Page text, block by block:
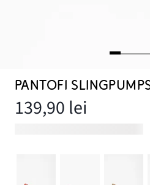
PANTOFI
139,90 lei